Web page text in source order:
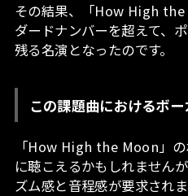
その結果、「How High
ダードナンバーを超えて、
残る名演となったのです。
この課題曲におけるボ
「How High the Moon」
に聴こえるかもしれません
ズム感と音程感が要求されま